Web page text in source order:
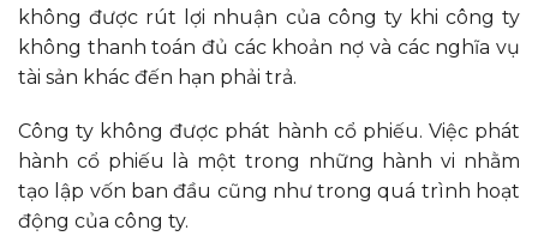
không được rút lợi nhuận của công ty khi công ty
không thanh toán đủ các khoản nợ và các nghĩa vụ
tài sản khác đến hạn phải trả.
Công ty không được phát hành cổ phiếu. Việc phát
hành cổ phiếu là một trong những hành vi nhằm
tạo lập vốn ban đầu cũng như trong quá trình hoạt
động của công ty.